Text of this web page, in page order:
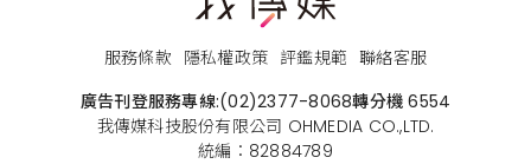
服務條款 隱私權政策 評鑑規範 聯絡客服
廣告刊登服務專線:(02)2377-8068轉分機 6554
我傳媒科技股份有限公司 OHMEDIA CO.,LTD.
統編：82884789